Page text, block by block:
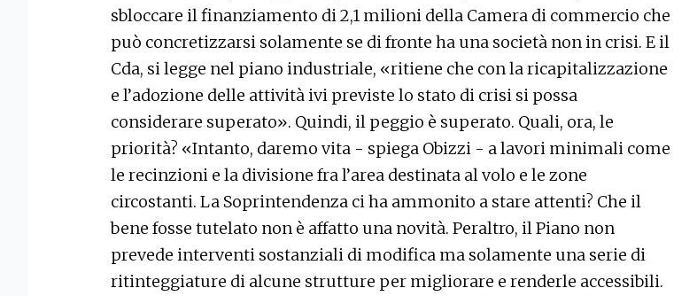
sbloccare il finanziamento di 2,1 milioni della Camera di commercio che
può concretizzarsi solamente se di fronte ha una società non in crisi. E il
Cda, si legge nel piano industriale, «ritiene che con la ricapitalizzazione
e l’adozione delle attività ivi previste lo stato di crisi si possa
considerare superato». Quindi, il peggio è superato. Quali, ora, le
priorità? «Intanto, daremo vita - spiega Obizzi - a lavori minimali come
le recinzioni e la divisione fra l’area destinata al volo e le zone
circostanti. La Soprintendenza ci ha ammonito a stare attenti? Che il
bene fosse tutelato non è affatto una novità. Peraltro, il Piano non
prevede interventi sostanziali di modifica ma solamente una serie di
ritinteggiature di alcune strutture per migliorare e renderle accessibili.